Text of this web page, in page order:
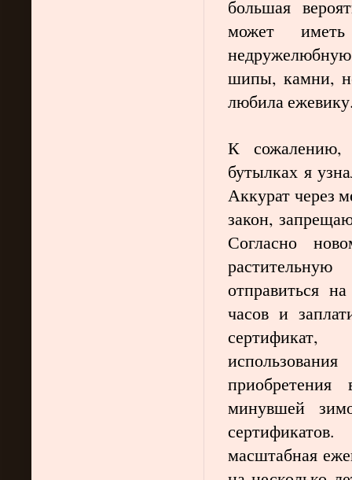
большая
может иметь
шипы, камни,
любила
К сожалению,
бутылках я
Аккурат через
закон,
Согласно
отправиться
часов и
минувшей
масштабная